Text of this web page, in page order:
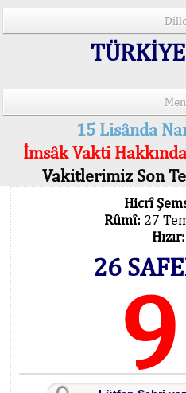
15 Lisânda
İmsâk Vakti
Vakitlerimiz Son
Hicrî
Rûmî: 27
Hızır:
26
9